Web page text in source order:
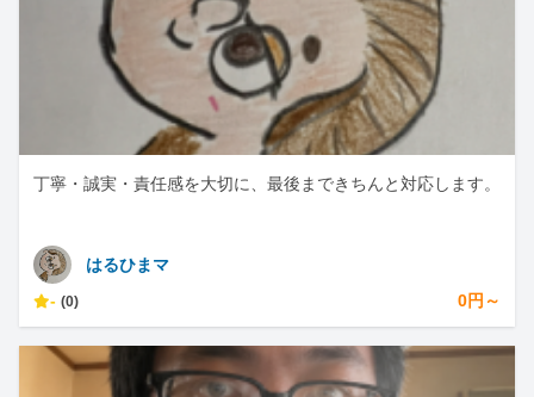
丁寧・誠実・責任感を大切に、最後まできちんと対応します。
はるひまマ
- (0) 0円～